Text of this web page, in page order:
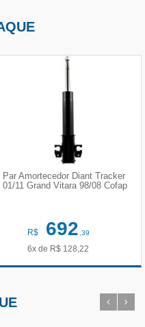
Par Amortecedor Diant Tracker
01/11 Grand Vitara 98/08 Cofap
R$ 692,39
6x de R$ 128,22